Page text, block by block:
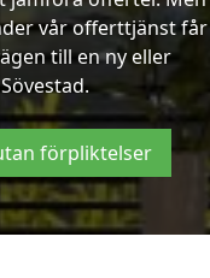
vår offerttjänst får
till en ny eller
förpliktelser